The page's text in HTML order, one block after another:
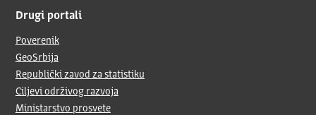
Drugi portali
Poverenik
GeoSrbija
Republički zavod za statistiku
Ciljevi održivog razvoja
Ministarstvo prosvete